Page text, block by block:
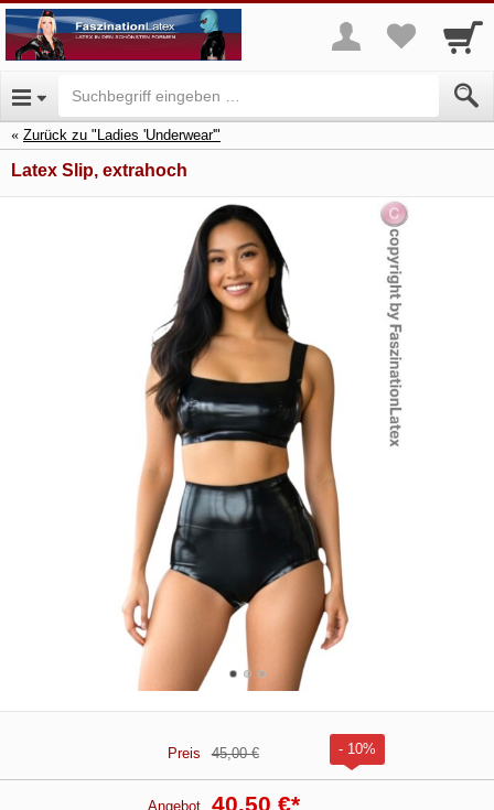
Zurück zu "Ladies 'Underwear'"
Latex Slip, extrahoch
Preis 45,00 € - 10%
Angebot 40,50 €*